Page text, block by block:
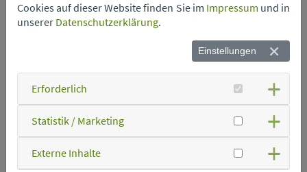
Wie viele Altkleider verträgt die Welt?
Wir sind für Sie auf der Ostbayernschau! Besuchen
Cookies auf dieser Website finden Sie im Impressum und in
unserer Datenschutzerklärung.
Einstellungen
Erforderlich
Statistik / Marketing
Externe Inhalte